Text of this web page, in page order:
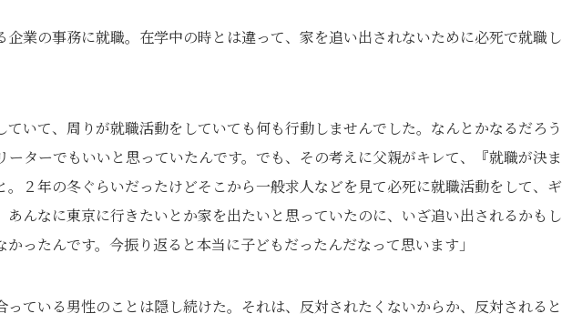
業の事務に就職。在学中の時とは違って、家を追い出されないために必死で就職し
ていて、周りが就職活動をしていても何も行動しませんでした。なんとかなるだろう
ーターでもいいと思っていたんです。でも、その考えに父親がキレて、『就職が決ま
。２年の冬ぐらいだったけどそこから一般求人などを見て必死に就職活動をして、ギ
あんなに東京に行きたいとか家を出たいと思っていたのに、いざ追い出されるかもし
ったんです。今振り返ると本当に子どもだったんだなって思います」
ている男性のことは隠し続けた。それは、反対されたくないからか、反対されると